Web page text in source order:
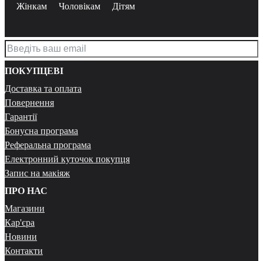
Жінкам Чоловікам Дітям
ПОКУПЦЕВІ
Доставка та оплата
Повернення
Гарантії
Бонусна програма
Реферальна програма
Електронний куточок покупця
Запис на макіяж
ПРО НАС
Магазини
Кар'єра
Новини
Контакти